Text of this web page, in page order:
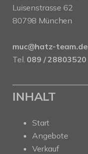
Luisenstrasse 62
80798 München
muc@hatz-team.de
Tel. 089 / 28803520
INHALT
Start
Angebote
Verkauf